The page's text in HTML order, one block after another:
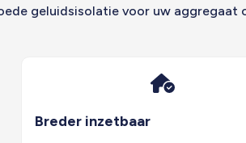
geluidsisolatie voor uw aggregaat
Breder inzetbaar